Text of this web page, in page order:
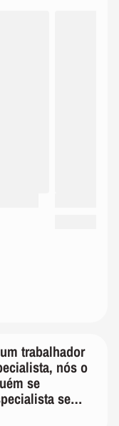
trabalhador
nós o
se
se